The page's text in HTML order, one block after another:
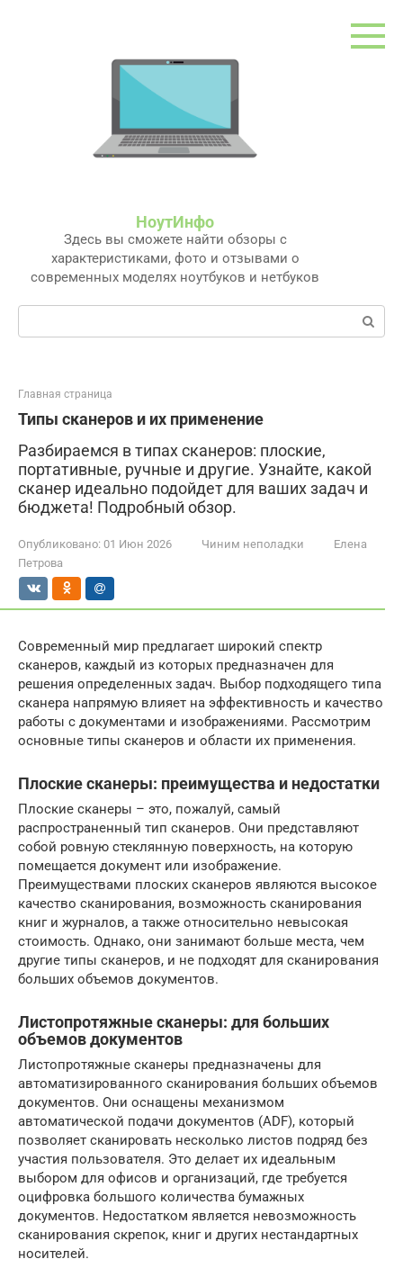
НоутИнфо
Здесь вы сможете найти обзоры с
характеристиками, фото и отзывами о
современных моделях ноутбуков и нетбуков
Поиск:
Главная страница
Типы сканеров и их применение
Разбираемся в типах сканеров: плоские,
портативные, ручные и другие. Узнайте, какой
сканер идеально подойдет для ваших задач и
бюджета! Подробный обзор.
Опубликовано: 01 Июн 2026 Чиним неполадки
Елена
Петрова
Современный мир предлагает широкий спектр
сканеров, каждый из которых предназначен для
решения определенных задач. Выбор подходящего типа
сканера напрямую влияет на эффективность и качество
работы с документами и изображениями. Рассмотрим
основные типы сканеров и области их применения.
Плоские сканеры: преимущества и недостатки
Плоские сканеры – это, пожалуй, самый
распространенный тип сканеров. Они представляют
собой ровную стеклянную поверхность, на которую
помещается документ или изображение.
Преимуществами плоских сканеров являются высокое
качество сканирования, возможность сканирования
книг и журналов, а также относительно невысокая
стоимость. Однако, они занимают больше места, чем
другие типы сканеров, и не подходят для сканирования
больших объемов документов.
Листопротяжные сканеры: для больших
объемов документов
Листопротяжные сканеры предназначены для
автоматизированного сканирования больших объемов
документов. Они оснащены механизмом
автоматической подачи документов (ADF), который
позволяет сканировать несколько листов подряд без
участия пользователя. Это делает их идеальным
выбором для офисов и организаций, где требуется
оцифровка большого количества бумажных
документов. Недостатком является невозможность
сканирования скрепок, книг и других нестандартных
носителей.